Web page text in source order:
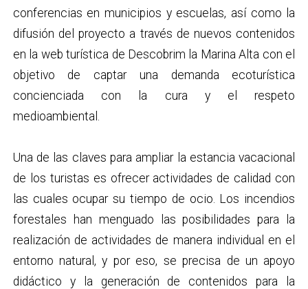
conferencias en municipios y escuelas, así como la
difusión del proyecto a través de nuevos contenidos
en la web turística de Descobrim la Marina Alta con el
objetivo de captar una demanda ecoturística
concienciada con la cura y el respeto
medioambiental.
Una de las claves para ampliar la estancia vacacional
de los turistas es ofrecer actividades de calidad con
las cuales ocupar su tiempo de ocio. Los incendios
forestales han menguado las posibilidades para la
realización de actividades de manera individual en el
entorno natural, y por eso, se precisa de un apoyo
didáctico y la generación de contenidos para la